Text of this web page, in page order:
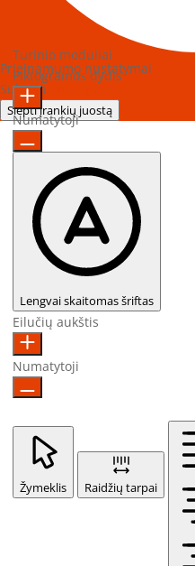
Prieinamumo nustatymai
Sukurta
Slėpti įrankių juostą
Turinio moduliai
Piktogramos dydis
Numatytoji
Lengvai skaitomas šriftas
Eilučių aukštis
Numatytoji
Žymeklis Raidžių tarpai